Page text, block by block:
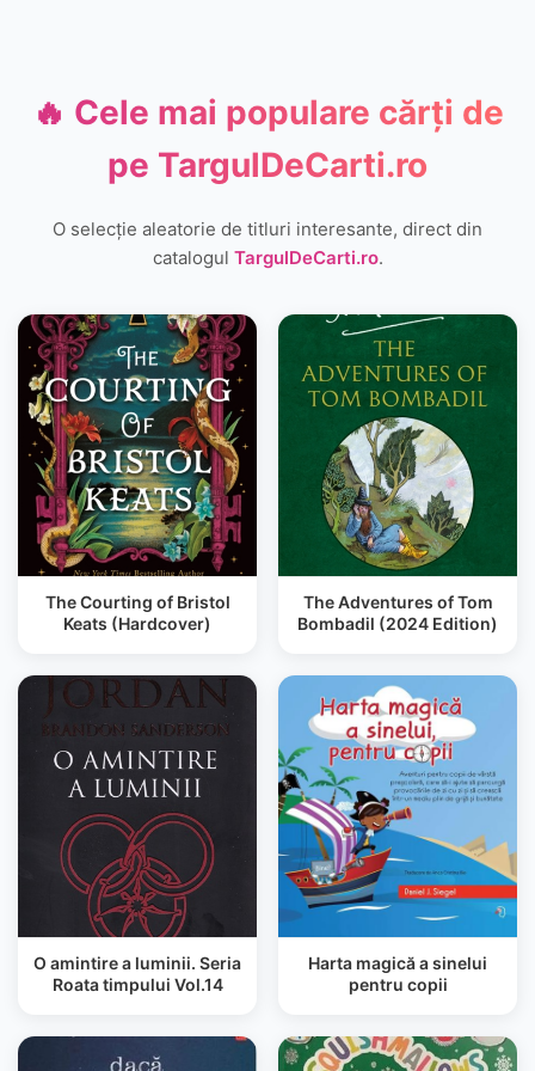
🔥 Cele mai populare cărți de
pe TargulDeCarti.ro
O selecție aleatorie de titluri interesante, direct din
catalogul TargulDeCarti.ro.
The Courting of Bristol
Keats (Hardcover)
The Adventures of Tom
Bombadil (2024 Edition)
O amintire a luminii. Seria
Roata timpului Vol.14
Harta magică a sinelui
pentru copii